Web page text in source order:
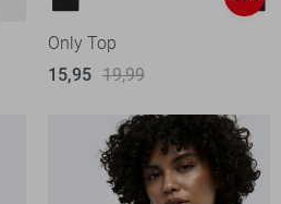
Only Top
15,95 19,99